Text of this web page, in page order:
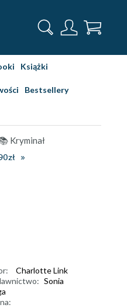
Książki
Bestsellery
📚 Kryminał
Charlotte Link
Sonia